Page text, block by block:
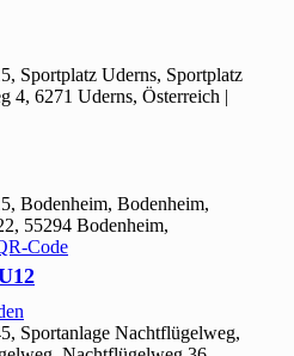
Sportplatz Uderns, Sportplatz
4, 6271 Uderns, Österreich |
Bodenheim, Bodenheim,
55294 Bodenheim,
Code
12
Sportanlage Nachtflügelweg,